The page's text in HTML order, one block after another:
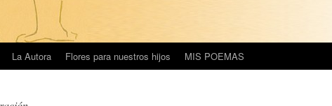
La Autora Flores para nuestros hijos MIS POEMAS